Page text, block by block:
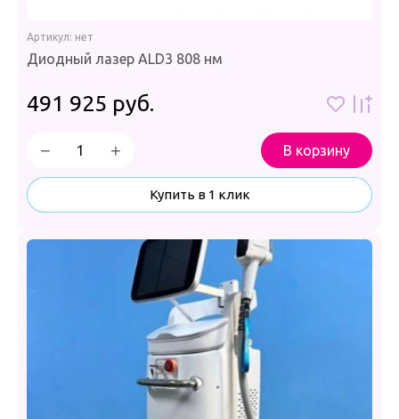
Артикул: нет
Диодный лазер ALD3 808 нм
491 925 руб.
− + В корзину
Купить в 1 клик